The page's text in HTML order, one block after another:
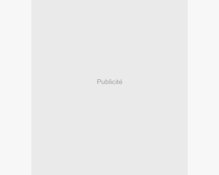
Publicité